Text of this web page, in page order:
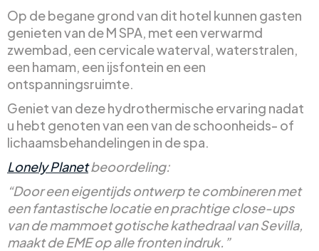
Op de begane grond van dit hotel kunnen gasten
genieten van de M SPA, met een verwarmd
zwembad, een cervicale waterval, waterstralen,
een hamam, een ijsfontein en een
ontspanningsruimte.
Geniet van deze hydrothermische ervaring nadat
u hebt genoten van een van de schoonheids- of
lichaamsbehandelingen in de spa.
Lonely Planetbeoordeling:
“Door een eigentijds ontwerp te combineren met
een fantastische locatie en prachtige close-ups
van de mammoet gotische kathedraal van Sevilla,
maakt de EME op alle fronten indruk.”